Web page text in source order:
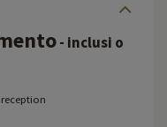
- inclusi o